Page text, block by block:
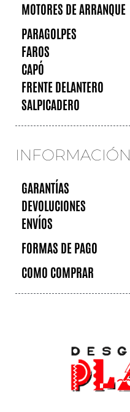
MOTORES DE ARRANQUE
PARAGOLPES
FAROS
CAPÓ
FRENTE DELANTERO
SALPICADERO
INFORMACIÓN
GARANTÍAS
DEVOLUCIONES
ENVÍOS
FORMAS DE PAGO
COMO COMPRAR